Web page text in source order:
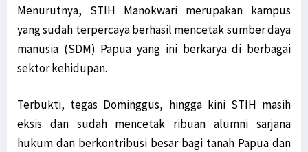
Menurutnya, STIH Manokwari merupakan kampus
yang sudah terpercaya berhasil mencetak sumber daya
manusia (SDM) Papua yang ini berkarya di berbagai
sektor kehidupan.
Terbukti, tegas Dominggus, hingga kini STIH masih
eksis dan sudah mencetak ribuan alumni sarjana
hukum dan berkontribusi besar bagi tanah Papua dan